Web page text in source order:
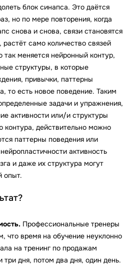
блок синапса. Это даётся
но по мере повторения, когда
снова и снова, связи становятся
само количество связей
меняется нейронный контур,
структуры, в которые
привычки, паттерны
то есть новое поведение. Таким
задачи и упражнения,
активности или/и структуры
контура, действительно можно
паттерны поведения или
активность
и даже их структура могут
опыт.
Профессиональные тренеры
что время на обучение неуклонно
на тренинг по продажам
три дня, потом два дня, один день.